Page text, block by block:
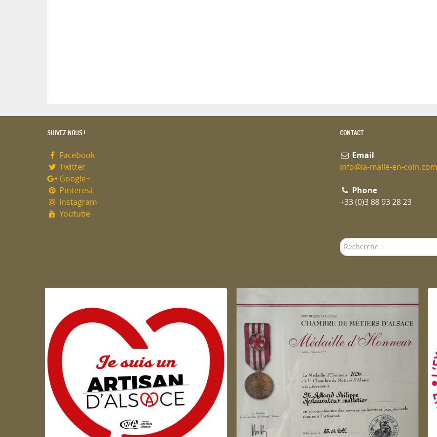
SUIVEZ NOUS !
Facebook
Twitter
Google+
Pinterest
Instagram
Youtube
CONTACT
Email
info@la-malle-en-coin.com
Phone
+33 (0)3 88 93 28 23
Rechercher